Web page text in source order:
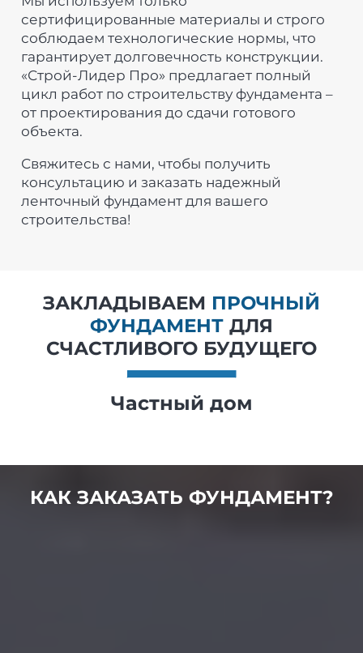
сертифицированные материалы и строго
соблюдаем технологические нормы, что
гарантирует долговечность конструкции.
«Строй-Лидер Про» предлагает полный
цикл работ по строительству фундамента –
от проектирования до сдачи готового
объекта.
Свяжитесь с нами, чтобы получить
консультацию и заказать надежный
ленточный фундамент для вашего
строительства!
ЗАКЛАДЫВАЕМ ПРОЧНЫЙ
ФУНДАМЕНТ ДЛЯ
СЧАСТЛИВОГО БУДУЩЕГО
Частный дом
КАК ЗАКАЗАТЬ ФУНДАМЕНТ?